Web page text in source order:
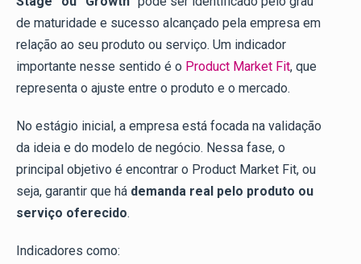
de maturidade e sucesso alcançado pela empresa em
relação ao seu produto ou serviço. Um indicador
importante nesse sentido é o Product Market Fit, que
representa o ajuste entre o produto e o mercado.
No estágio inicial, a empresa está focada na validação
da ideia e do modelo de negócio. Nessa fase, o
principal objetivo é encontrar o Product Market Fit, ou
seja, garantir que há demanda real pelo produto ou
serviço oferecido.
Indicadores como: